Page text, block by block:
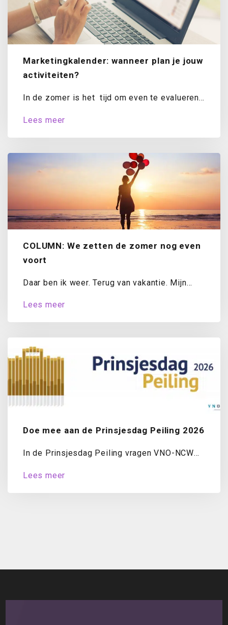
Marketingkalender: wanneer plan je jouw
activiteiten?
In de zomer is het tijd om even te evalueren.
Lees meer
COLUMN: We zetten de zomer nog even
voort
Daar ben ik weer. Terug van vakantie. Mijn
Lees meer
Doe mee aan de Prinsjesdag Peiling 2026
In de Prinsjesdag Peiling vragen VNO-NCW
Lees meer